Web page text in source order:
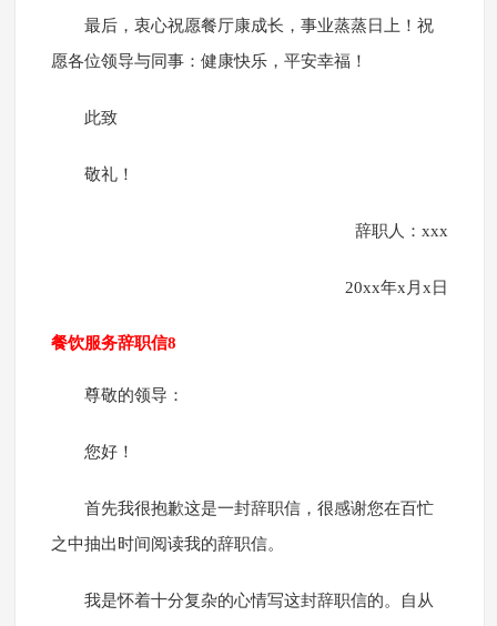
最后，衷心祝愿餐厅康成长，事业蒸蒸日上！祝
愿各位领导与同事：健康快乐，平安幸福！
此致
敬礼！
辞职人：xxx
20xx年x月x日
餐饮服务辞职信8
尊敬的领导：
您好！
首先我很抱歉这是一封辞职信，很感谢您在百忙
之中抽出时间阅读我的辞职信。
我是怀着十分复杂的心情写这封辞职信的。自从